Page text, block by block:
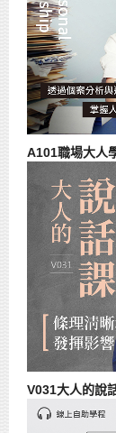
A101職場大人
V031大人的說